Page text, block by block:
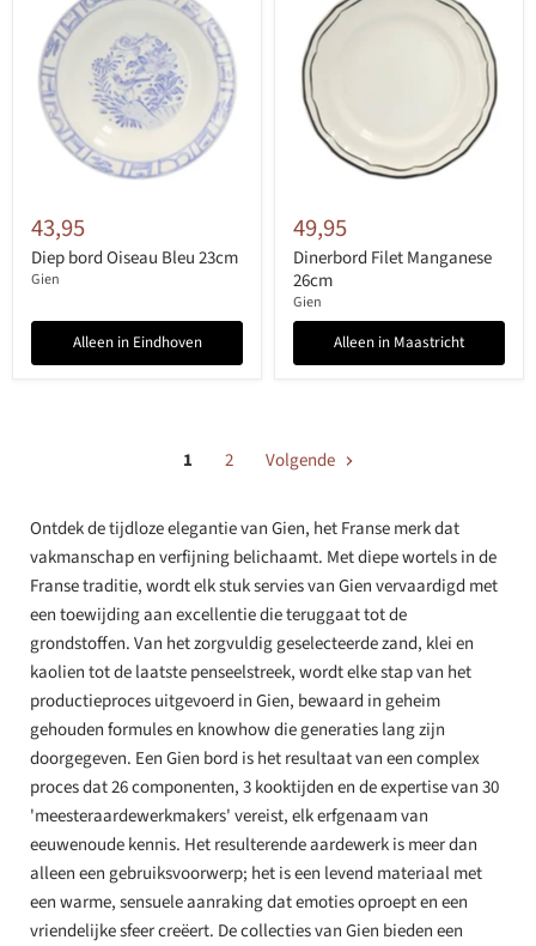
43,95
Diep bord Oiseau Bleu 23cm
Gien
Alleen in Eindhoven
49,95
Dinerbord Filet Manganese
26cm
Gien
Alleen in Maastricht
1 2 Volgende
Ontdek de tijdloze elegantie van Gien, het Franse merk dat
vakmanschap en verfijning belichaamt. Met diepe wortels in de
Franse traditie, wordt elk stuk servies van Gien vervaardigd met
een toewijding aan excellentie die teruggaat tot de
grondstoffen. Van het zorgvuldig geselecteerde zand, klei en
kaolien tot de laatste penseelstreek, wordt elke stap van het
productieproces uitgevoerd in Gien, bewaard in geheim
gehouden formules en knowhow die generaties lang zijn
doorgegeven. Een Gien bord is het resultaat van een complex
proces dat 26 componenten, 3 kooktijden en de expertise van 30
'meesteraardewerkmakers' vereist, elk erfgenaam van
eeuwenoude kennis. Het resulterende aardewerk is meer dan
alleen een gebruiksvoorwerp; het is een levend materiaal met
een warme, sensuele aanraking dat emoties oproept en een
vriendelijke sfeer creëert. De collecties van Gien bieden een